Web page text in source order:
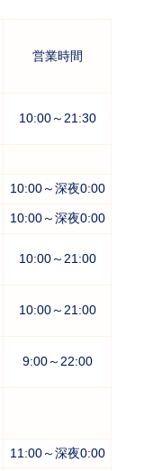
営業時間
10:00～21:30
10:00～深夜0:00
10:00～深夜0:00
10:00～21:00
10:00～21:00
9:00～22:00
11:00～深夜0:00